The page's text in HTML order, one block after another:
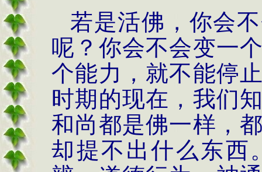
若是活佛，你会
呢？你会不会变一
个能力，就不能停
时期的现在，我们
和尚都是佛一样，
却提不出什么东西